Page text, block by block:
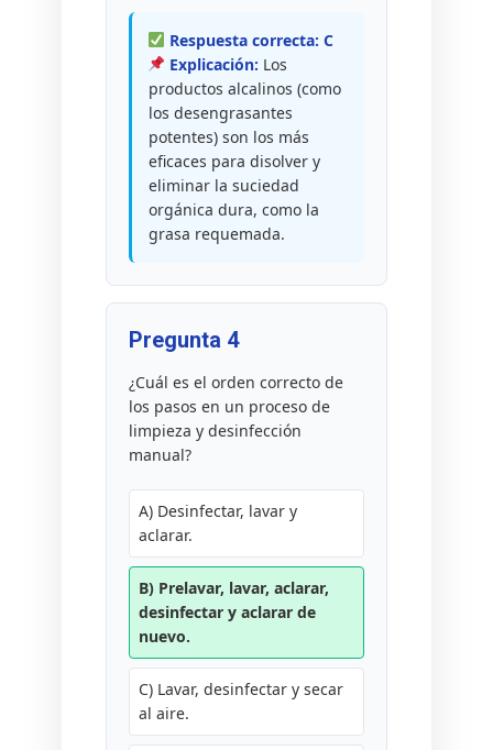
Respuesta correcta: C
Explicación: Los
productos alcalinos (como
los desengrasantes
potentes) son los más
eficaces para disolver y
eliminar la suciedad
orgánica dura, como la
grasa requemada.
Pregunta 4
¿Cuál es el orden correcto de
los pasos en un proceso de
limpieza y desinfección
manual?
A) Desinfectar, lavar y
aclarar.
B) Prelavar, lavar, aclarar,
desinfectar y aclarar de
nuevo.
C) Lavar, desinfectar y secar
al aire.